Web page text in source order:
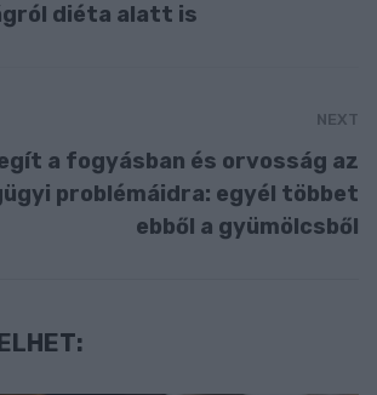
diéta alatt is
NEXT
a fogyásban és orvosság az
problémáidra: egyél többet
ebből a gyümölcsből